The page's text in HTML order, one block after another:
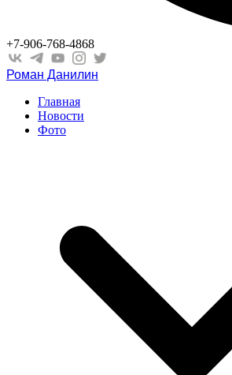
+7-906-768-4868
Роман Данилин
Главная
Новости
Фото